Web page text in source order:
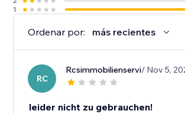
1
Ordenar por: más recientes
RC
Rcsimmobilienservi/ Nov 5,
leider nicht zu gebrauchen!